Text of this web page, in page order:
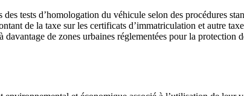
tests d’homologation du véhicule selon des procédures
de la taxe sur les certificats d’immatriculation et autre
davantage de zones urbaines réglementées pour la protection